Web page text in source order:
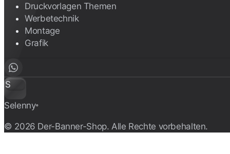
Druckvorlagen Themen
Werbetechnik
Montage
Grafik
S
Selenny®
© 2026 Der-Banner-Shop. Alle Rechte vorbehalten.